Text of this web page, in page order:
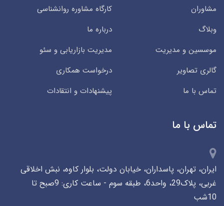
مشاوران
کارگاه مشاوره روانشناسی
وبلاگ
درباره ما
موسسین و مدیریت
مدیریت بازاریابی و سئو
گالری تصاویر
درخواست همکاری
تماس با ما
پیشنهادات و انتقادات
تماس با ما
ایران، تهران، پاسداران، خیابان دولت، بلوار کاوه، نبش اخلاقی
غربی، پلاک29، واحد6، طبقه سوم - ساعت کاری: 9صبح تا
10شب